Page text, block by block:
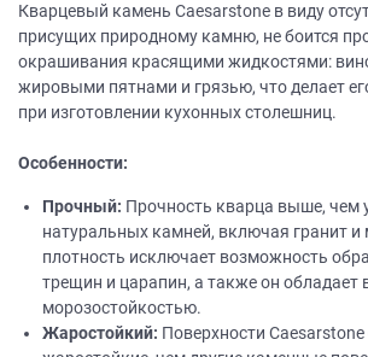
Кварцевый камень Caesarstone в виду
присущих природному камню, не боится
окрашивания красящими жидкостями:
жировыми пятнами и грязью, что делает
при изготовлении кухонных столешниц.
Особенности:
Прочный: Прочность кварца выше, чем
натуральных камней, включая гранит и
плотность исключает возможность
трещин и царапин, а также он обладает
морозостойкостью.
Жаростойкий: Поверхности Caesarstone